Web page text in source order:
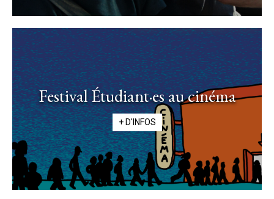
Festival Étudiant·es au cinéma
+ D'INFOS